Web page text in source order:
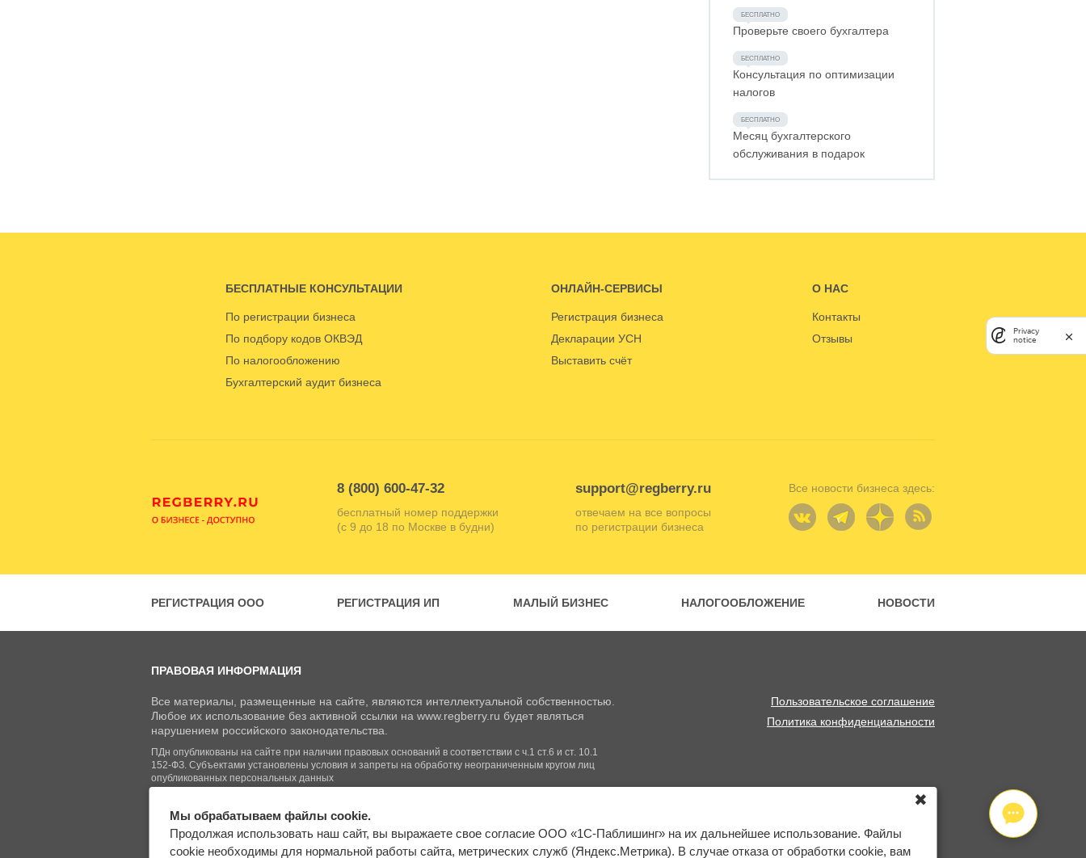
Проверьте своего бухгалтера
Консультация по оптимизации
налогов
Месяц бухгалтерского
обслуживания в подарок
БЕСПЛАТНЫЕ КОНСУЛЬТАЦИИ
По регистрации бизнеса
По подбору кодов ОКВЭД
По налогообложению
Бухгалтерский аудит бизнеса
ОНЛАЙН-СЕРВИСЫ
Регистрация бизнеса
Декларации УСН
Выставить счёт
О НАС
Контакты
Отзывы
8 (800) 600-47-32
бесплатный номер поддержки
(с 9 до 18 по Москве в будни)
support@regberry.ru
отвечаем на все вопросы
по регистрации бизнеса
Все новости бизнеса здесь:
РЕГИСТРАЦИЯ ООО РЕГИСТРАЦИЯ ИП МАЛЫЙ БИЗНЕС НАЛОГООБЛОЖЕНИЕ НОВОСТИ
ПРАВОВАЯ ИНФОРМАЦИЯ
Все материалы, размещенные на сайте, являются интеллектуальной собственностью.
Любое их использование без активной ссылки на www.regberry.ru будет являться
нарушением российского законодательства.
ПДн опубликованы на сайте при наличии правовых оснований в соответствии с ч.1 ст.6 и ст. 10.1
152-ФЗ. Субъектами установлены условия и запреты на обработку неограниченным кругом лиц
опубликованных персональных данных
Пользовательское соглашение
Политика конфиденциальности
© Regberry.ru, 2013–2026
Все права защищены
Входим в группу
компаний «1С»
Карта сайта
Мы обрабатываем файлы cookie.
Продолжая использовать наш сайт, вы выражаете свое согласие ООО «1С-Паблишинг» на их дальнейшее использование. Файлы
cookie необходимы для нормальной работы сайта, метрических служб (Яндекс.Метрика). В случае отказа от обработки cookie, вам
✖
Privacy
notice